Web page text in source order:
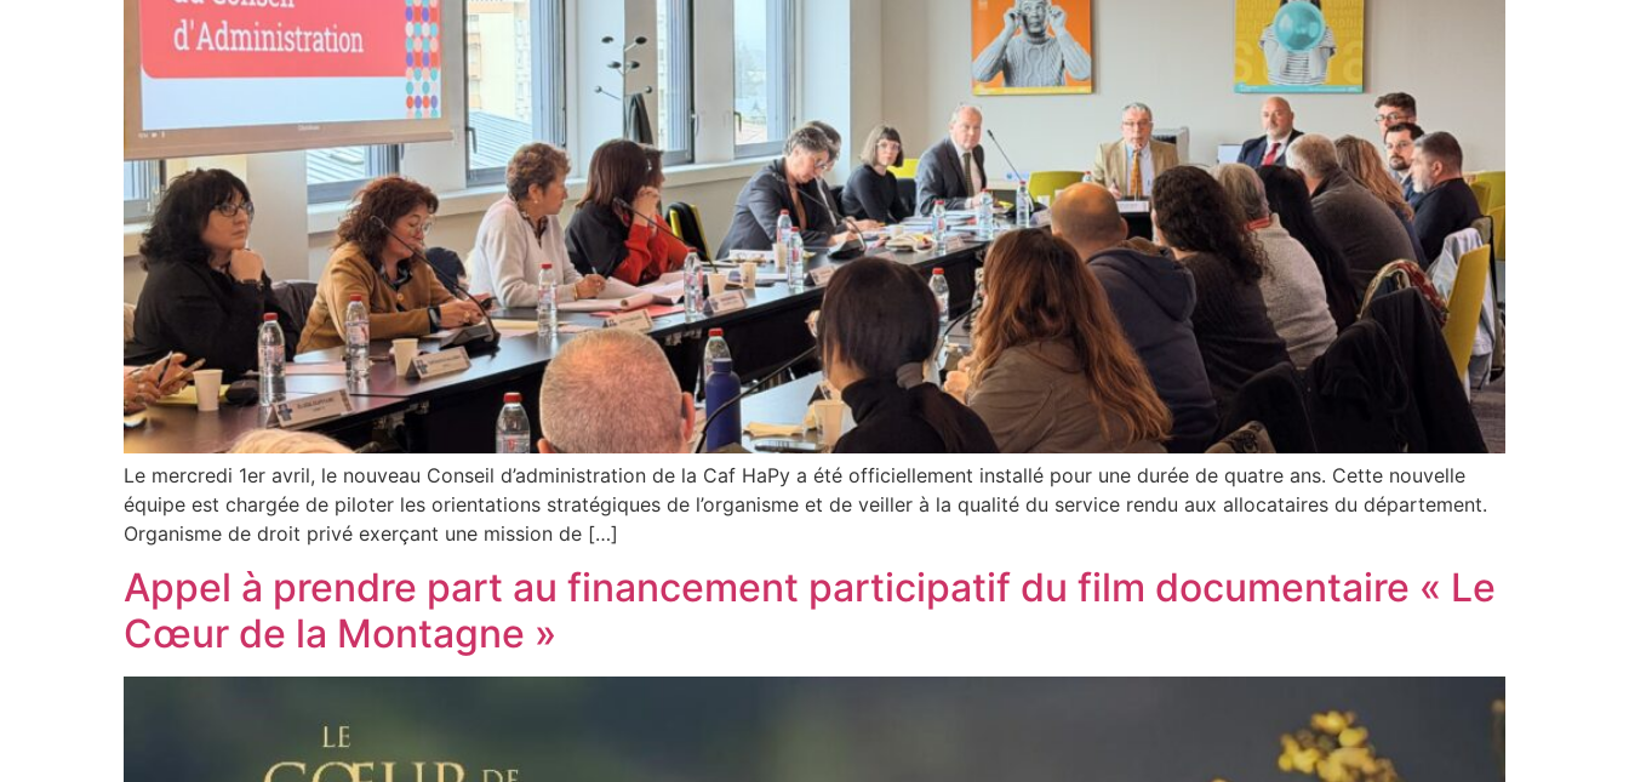
Le mercredi 1er avril, le nouveau Conseil d’administration de la Caf HaPy a été officiellement installé pour une durée de quatre ans. Cette nouvelle
équipe est chargée de piloter les orientations stratégiques de l’organisme et de veiller à la qualité du service rendu aux allocataires du département.
Organisme de droit privé exerçant une mission de […]
Appel à prendre part au financement participatif du film documentaire « Le
Cœur de la Montagne »